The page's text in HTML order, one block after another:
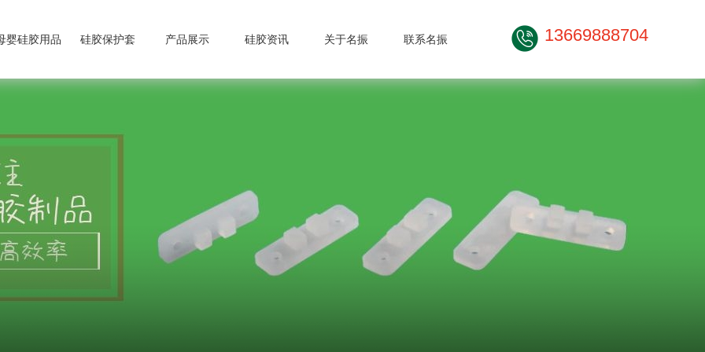
婴硅胶用品 硅胶保护套 产品展示 硅胶资讯 关于名振 联系名振 13669888704